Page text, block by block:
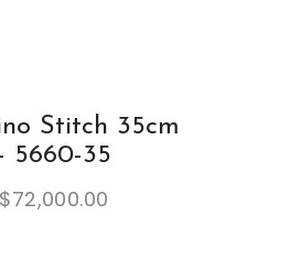
Stitch 35cm
5660-35
$72,000.00